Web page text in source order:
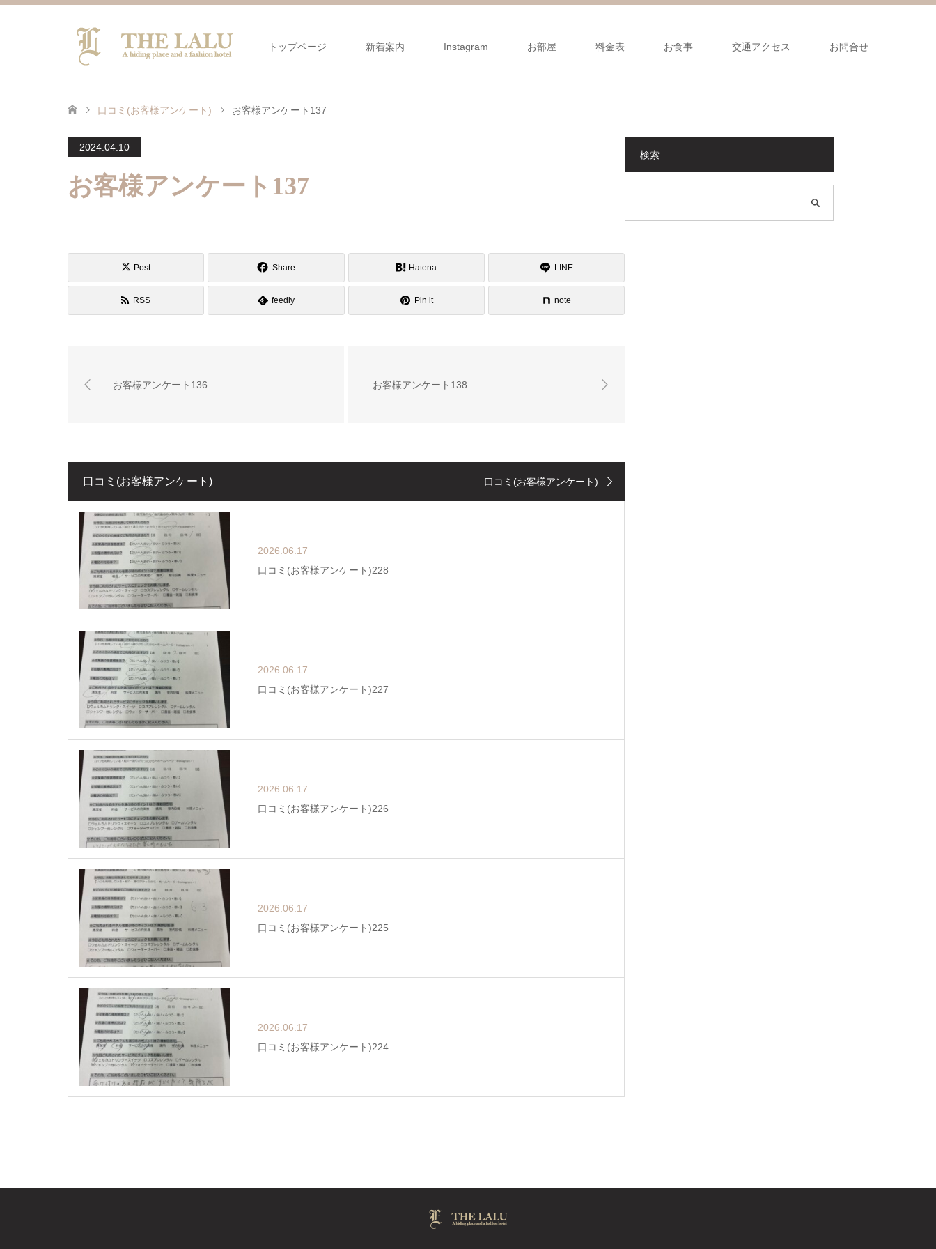
トップページ 新着案内 Instagram お部屋 料金表 お食事 交通アクセス お問合せ
口コミ(お客様アンケート) お客様アンケート137
2024.04.10
お客様アンケート137
Post Share Hatena LINE
RSS feedly Pin it note
お客様アンケート136 お客様アンケート138
口コミ(お客様アンケート) 口コミ(お客様アンケート)
2026.06.17
口コミ(お客様アンケート)228
2026.06.17
口コミ(お客様アンケート)227
2026.06.17
口コミ(お客様アンケート)226
2026.06.17
口コミ(お客様アンケート)225
2026.06.17
口コミ(お客様アンケート)224
検索